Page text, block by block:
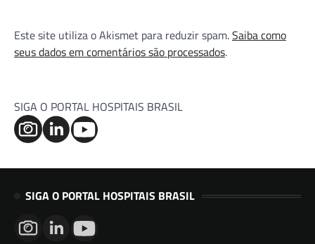
Este site utiliza o Akismet para reduzir spam.Saiba como
seus dados em comentários são processados.
SIGA O PORTAL HOSPITAIS BRASIL
SIGA O PORTAL HOSPITAIS BRASIL